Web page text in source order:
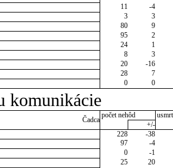
11
-4
3
3
80
9
95
2
24
1
8
3
20
-16
28
7
0 0
komunikácie
Čadca
počet nehôd
+/-
228
-38
97
-4
0
-1
25
20